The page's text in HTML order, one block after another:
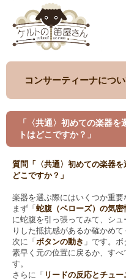
コンサーティーナにつ
「〈共通〉初めての楽器
トはどこですか？」
質問「〈共通〉初めての楽器
どこですか？」
楽器を選ぶ際にはいくつか重要
まず「 蛇腹（ベローズ）の気密
に蛇腹を引っ張ってみて、シ
りした抵抗感があるか確かめて
次に「 ボタンの動き 」です。
素早く元の位置に戻るか、す
す。
さらに「 リードの反応とチュー